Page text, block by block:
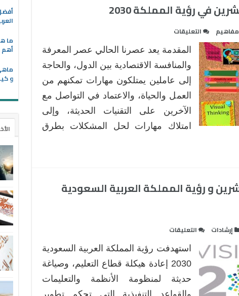
في رؤية المملكة 2030
مفاهيم التعليقات
القرن
الحادي
و
العشرين
في
رؤية
المملكة
المقدمة يعد عصرنا الحالي عصر المعرفة
والمنافسة الاقتصادية بين الدول، والحاجة
إلى عاملين يمتلكون مهارات تمكنهم من
العمل والحياة، والاعتماد في التواصل مع
الآخرين على التقنيات الحديثة، وإلى
امتلاك مهارات لحل المشكلات بطرق
و رؤية المملكة العربية السعودية
إرشادات التعليقات
القرن
الحادي
والعشرين
استهدفت رؤية المملكة العربية السعودية
2030 إعادة هيكلة قطاع التعليم، وصياغة
حديثة لمنظومة الأنظمة والتعليمات
والقواعد التنفيذية التي تحكم تطوير
ما
أهم
و